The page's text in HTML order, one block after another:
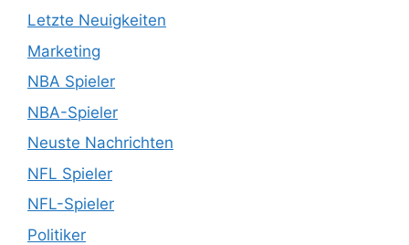
Letzte Neuigkeiten
Marketing
NBA Spieler
NBA-Spieler
Neuste Nachrichten
NFL Spieler
NFL-Spieler
Politiker